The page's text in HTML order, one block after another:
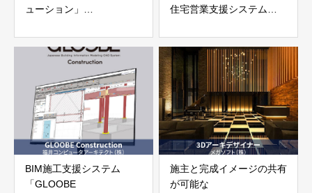
ューション」
会社
住宅営業支援システム
株式会社コンピュータシス
テム研究所
BIM施工支援システム
「GLOOBE
施主と完成イメージの共有
が可能な